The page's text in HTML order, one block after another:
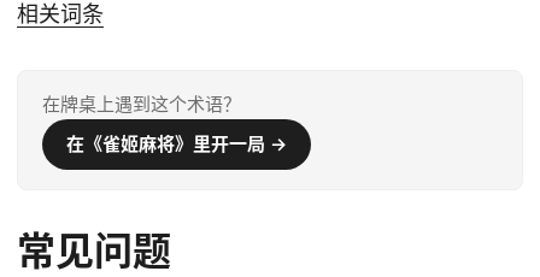
相关词条
在牌桌上遇到这个术语？
在《雀姬麻将》里开一局 →
常见问题